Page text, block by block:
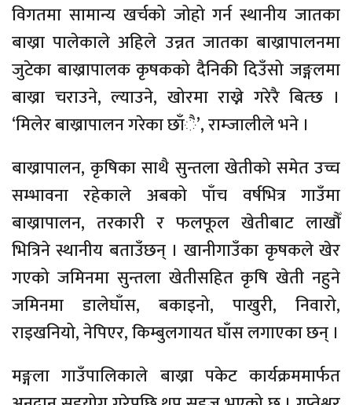
विगतमा सामान्य खर्चको जोहो गर्न स्थानीय जातका
बाख्रा पालेकाले अहिले उन्नत जातका बाख्रापालनमा
जुटेका बाख्रापालक कृषकको दैनिकी दिउँसो जङ्गलमा
बाख्रा चराउने, ल्याउने, खोरमा राख्ने गरेरै बित्छ ।
‘मिलेर बाख्रापालन गरेका छाँै’, राम्जालीले भने ।
बाख्रापालन, कृषिका साथै सुन्तला खेतीको समेत उच्च
सम्भावना रहेकाले अबको पाँच वर्षभित्र गाउँमा
बाख्रापालन, तरकारी र फलफूल खेतीबाट लाखौँ
भित्रिने स्थानीय बताउँछन् । खानीगाउँका कृषकले खेर
गएको जमिनमा सुन्तला खेतीसहित कृषि खेती नहुने
जमिनमा डालेघाँस, बकाइनो, पाखुरी, निवारो,
राइखनियो, नेपिएर, किम्बुलगायत घाँस लगाएका छन् ।
मङ्गला गाउँपालिकाले बाख्रा पकेट कार्यक्रममार्फत